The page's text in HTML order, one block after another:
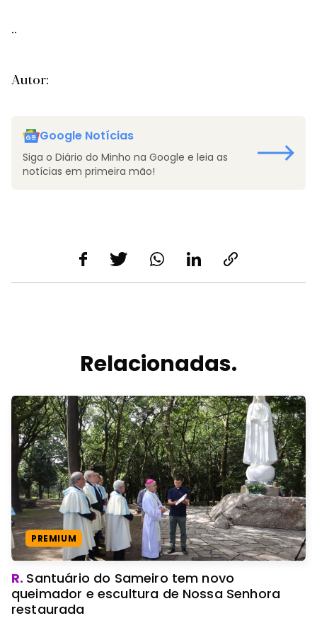
..
Autor:
Google Notícias
Siga o Diário do Minho na Google e leia as
notícias em primeira mão!
Relacionadas.
PREMIUM
R. Santuário do Sameiro tem novo
queimador e escultura de Nossa Senhora
restaurada